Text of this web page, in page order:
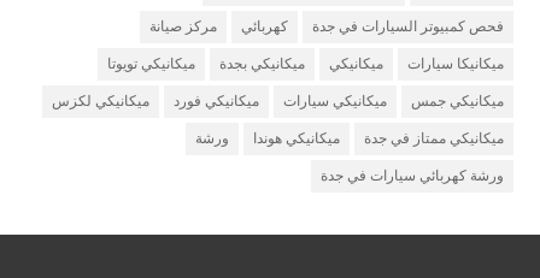
فحص كمبيوتر السيارات في جدة كهربائي مركز صيانة
ميكانيكا سيارات ميكانيكي ميكانيكي بجدة ميكانيكي تويوتا
ميكانيكي جمس ميكانيكي سيارات ميكانيكي فورد ميكانيكي لكزس
ميكانيكي ممتاز في جدة ميكانيكي هوندا ورشة
ورشة كهربائي سيارات في جدة